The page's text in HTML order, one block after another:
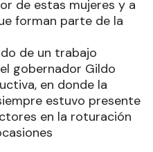
de estas mujeres y a
forman parte de la
de un trabajo
gobernador Gildo
en donde la
estuvo presente
en la roturación